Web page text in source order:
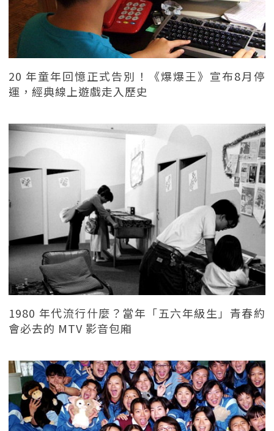
20 年童年回憶正式告別！《爆爆王》宣布8月停
運，經典線上遊戲走入歷史
1980 年代流行什麼？當年「五六年級生」青春約
會必去的 MTV 影音包廂